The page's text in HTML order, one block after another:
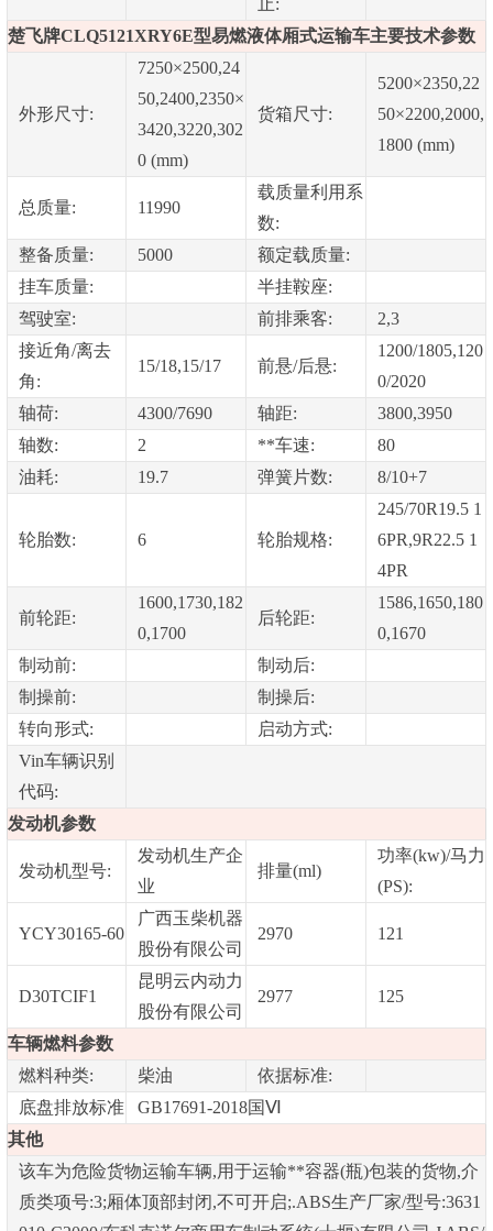
楚飞牌CLQ5121XRY6E型易燃液体厢式运输车主要技术参数
外形尺寸:
7250×2500,24
50,2400,2350×
3420,3220,302
0 (mm)
货箱尺寸:
5200×2350,22
50×2200,2000,
1800 (mm)
总质量: 11990
载质量利用系
数:
整备质量:
5000
额定载质量:
挂车质量:
半挂鞍座:
驾驶室:
前排乘客:
2,3
接近角/离去
角:
15/18,15/17 前悬/后悬:
1200/1805,120
0/2020
轴荷:
4300/7690 轴距:
3800,3950
轴数:
2 **车速:
80
油耗:
19.7 弹簧片数: 8/10+7
轮胎数: 6 轮胎规格:
245/70R19.5 1
6PR,9R22.5 1
4PR
前轮距:
1600,1730,182
0,1700
后轮距:
1586,1650,180
0,1670
制动前:
制动后:
制操前:
制操后:
转向形式:
启动方式:
Vin车辆识别
代码:
发动机参数
发动机型号:
发动机生产企
业
排量(ml)
功率(kw)/马力
(PS):
YCY30165-60
广西玉柴机器
股份有限公司
2970 121
D30TCIF1
昆明云内动力
股份有限公司
2977 125
车辆燃料参数
燃料种类:
柴油
依据标准:
底盘排放标准
GB17691-2018国Ⅵ
其他
该车为危险货物运输车辆,用于运输**容器(瓶)包装的货物,介
质类项号:3;厢体顶部封闭,不可开启;.ABS生产厂家/型号:3631